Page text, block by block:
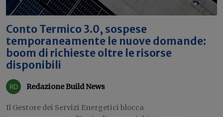
Conto Termico 3.0, sospese
temporaneamente le nuove domande:
boom di richieste oltre le risorse
disponibili
Redazione Build News
Il Gestore dei Servizi Energetici blocca